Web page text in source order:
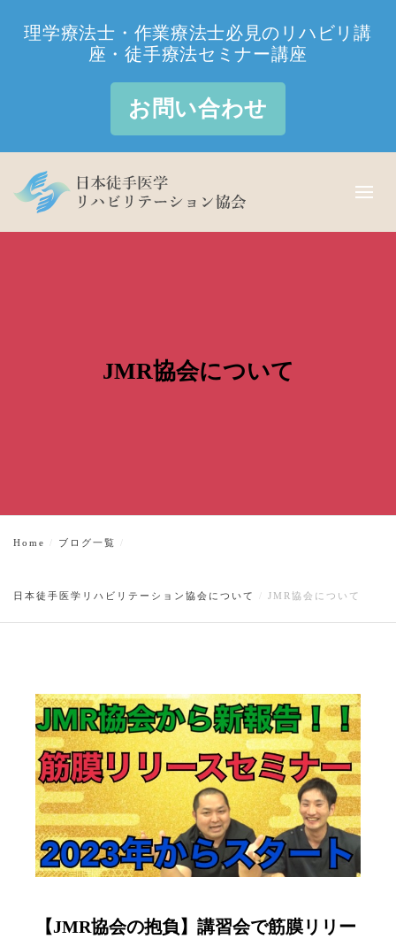
理学療法士・作業療法士必見のリハビリ講
座・徒手療法セミナー講座
お問い合わせ
JMR協会について
Home ブログ一覧
日本徒手医学リハビリテーション協会について JMR協会について
【JMR協会の抱負】講習会で筋膜リリー